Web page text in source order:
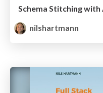
Schema Stitching
nilshartmann